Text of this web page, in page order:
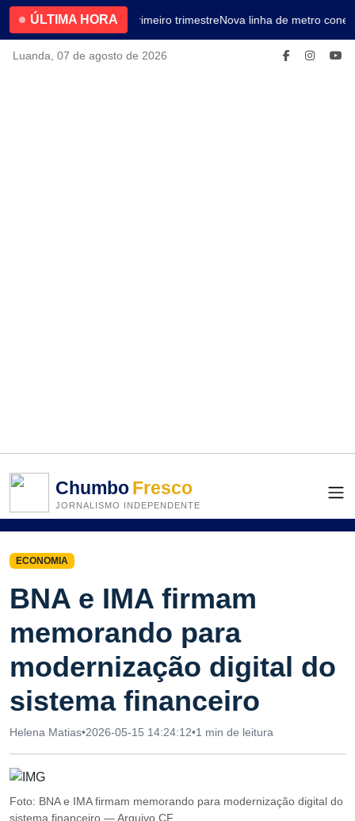
ÚLTIMA HORA4.2% no primeiro trimestreNova linha de metro
Luanda, 07 de agosto de 2026
ChumboFresco
JORNALISMO INDEPENDENTE
ECONOMIA
BNA e IMA firmam
memorando para
modernização digital do
sistema financeiro
Helena Matias•2026-05-15 14:24:12•1 min de leitura
Foto: BNA e IMA firmam memorando para modernização digital do
sistema financeiro — Arquivo CF